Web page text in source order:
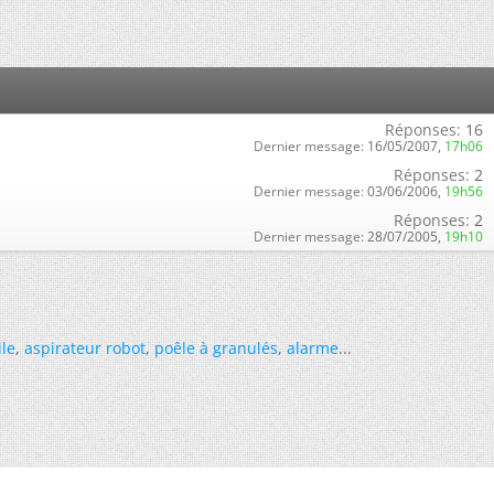
Réponses: 16
Dernier message: 16/05/2007, 17h06
Réponses: 2
Dernier message: 03/06/2006, 19h56
Réponses: 2
Dernier message: 28/07/2005, 19h10
,aspirateur robot,poêle à granulés,alarme...